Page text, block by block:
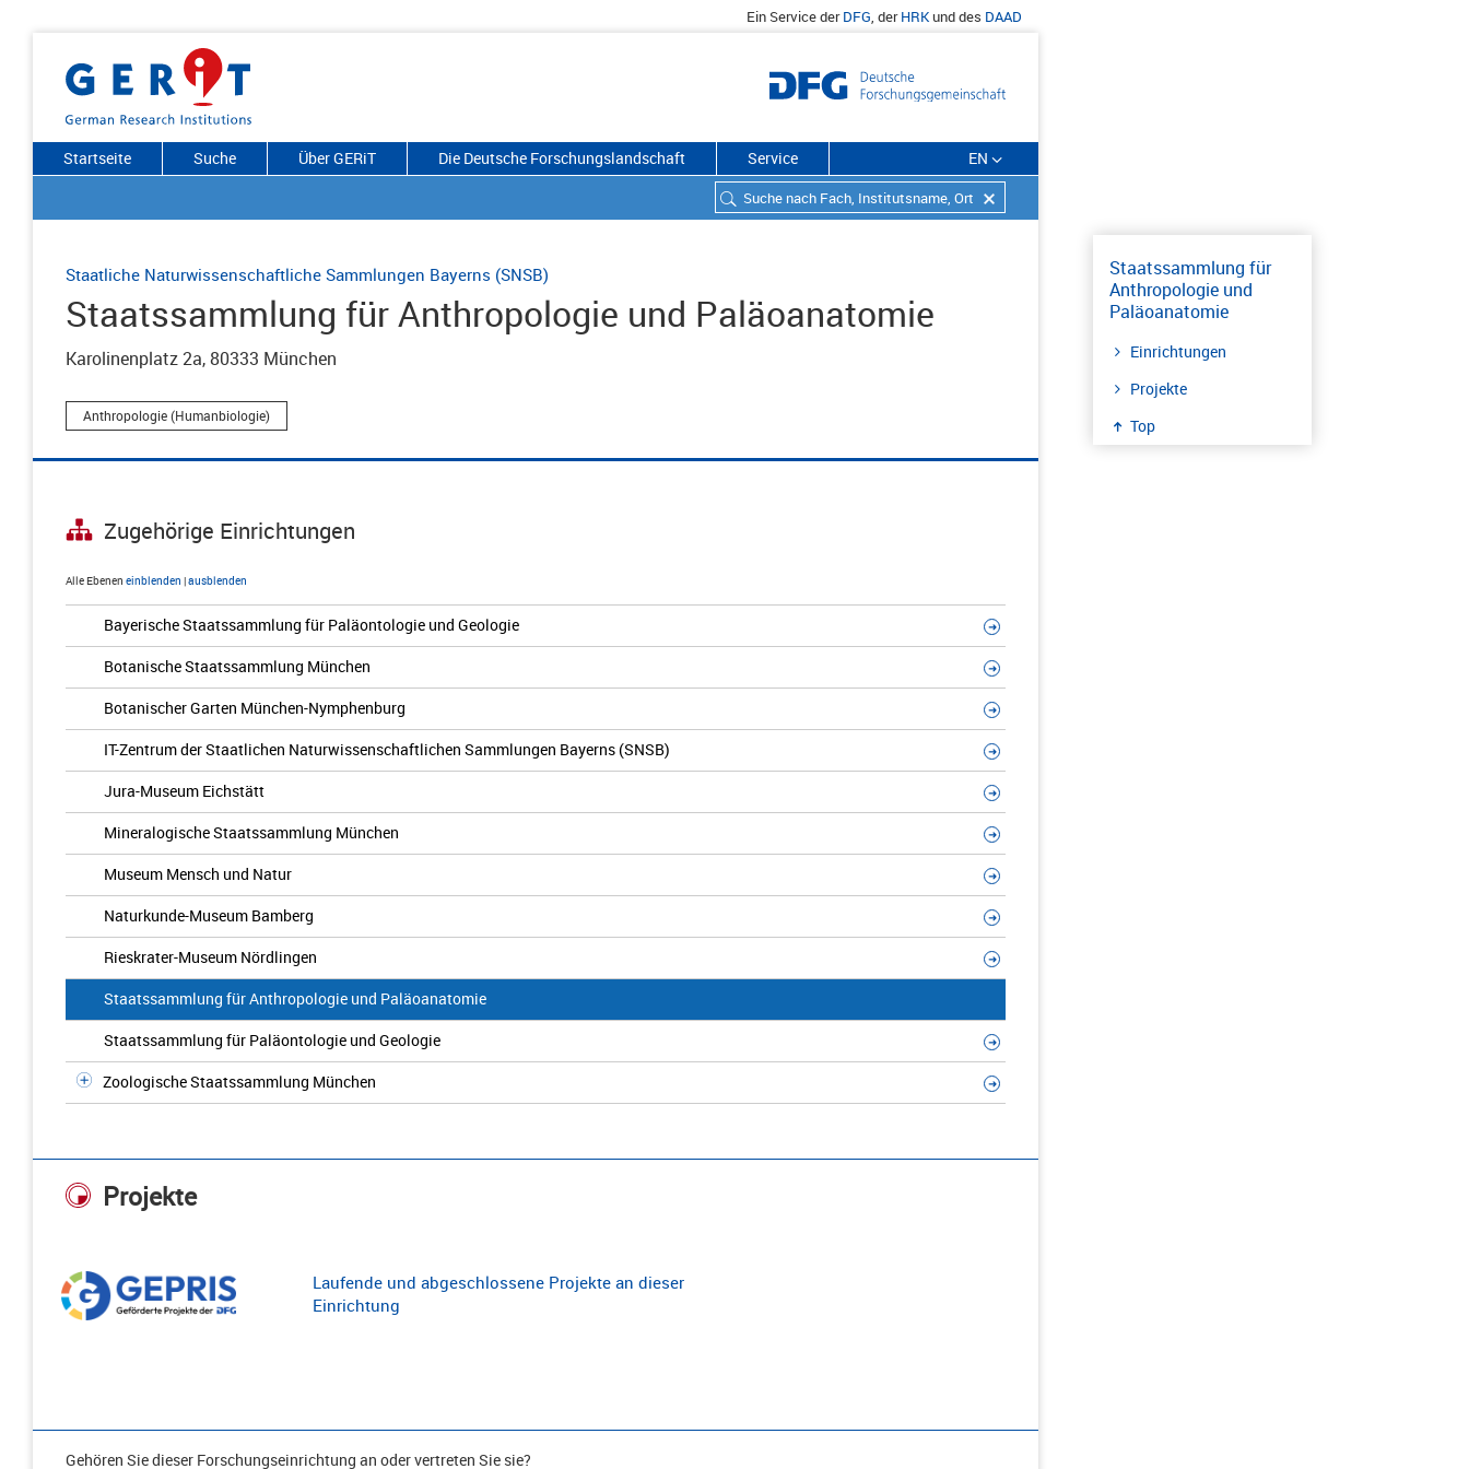
Ein Service derDFG, derHRKund des DAAD
Startseite Suche Über GERiT Die Deutsche Forschungslandschaft Service EN
Staatssammlung für
Anthropologie und
Paläoanatomie
Einrichtungen
Projekte
Top
Staatliche Naturwissenschaftliche Sammlungen Bayerns (SNSB)
Staatssammlung für Anthropologie und Paläoanatomie
Karolinenplatz 2a, 80333 München
Anthropologie (Humanbiologie)
Zugehörige Einrichtungen
Alle Ebenen einblenden |ausblenden
Bayerische Staatssammlung für Paläontologie und Geologie
Botanische Staatssammlung München
Botanischer Garten München-Nymphenburg
IT-Zentrum der Staatlichen Naturwissenschaftlichen Sammlungen Bayerns (SNSB)
Jura-Museum Eichstätt
Mineralogische Staatssammlung München
Museum Mensch und Natur
Naturkunde-Museum Bamberg
Rieskrater-Museum Nördlingen
Staatssammlung für Anthropologie und Paläoanatomie
Staatssammlung für Paläontologie und Geologie
Zoologische Staatssammlung München
Projekte
Laufende und abgeschlossene Projekte an dieser
Einrichtung
Gehören Sie dieser Forschungseinrichtung an oder vertreten Sie sie?